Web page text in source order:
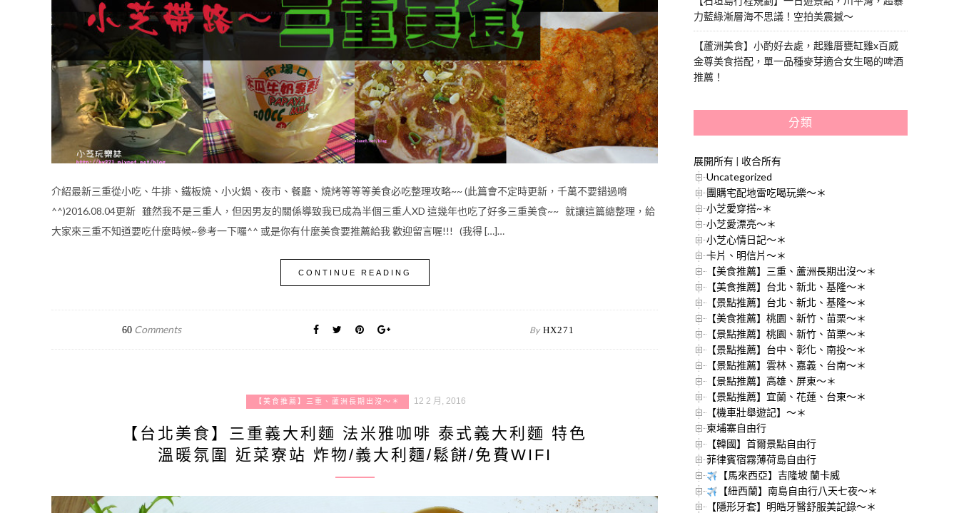
介紹最新三重從小吃、牛排、鐵板燒、小火鍋、夜市、餐廳、燒烤等等等美食必吃整理攻略~~ (此篇會不定時更新，千萬不要錯過唷
^^)2016.08.04更新 雖然我不是三重人，但因男友的關係導致我已成為半個三重人XD 這幾年也吃了好多三重美食~~ 就讓這篇總整理，給
大家來三重不知道要吃什麼時候~參考一下囉^^ 或是你有什麼美食要推薦給我 歡迎留言喔!!! (我得 […]…
CONTINUE READING
60Comments By HX271
【美食推薦】三重、蘆洲長期出沒～＊ 12 2 月, 2016
【台北美食】三重義大利麵 法米雅咖啡 泰式義大利麵 特色
溫暖氛圍 近菜寮站 炸物/義大利麵/鬆餅/免費WIFI
力藍綠漸層海不思議！空拍美震撼～
【蘆洲美食】小酌好去處，起雞厝甕缸雞x百威
金尊美食搭配，單一品種麥芽適合女生喝的啤酒
推薦！
分類
展開所有 | 收合所有
Uncategorized
團購宅配地雷吃喝玩樂～＊
小芝愛穿搭~＊
小芝愛漂亮～＊
小芝心情日記～＊
卡片、明信片～＊
【美食推薦】三重、蘆洲長期出沒～＊
【美食推薦】台北、新北、基隆～＊
【景點推薦】台北、新北、基隆～＊
【美食推薦】桃園、新竹、苗栗～＊
【景點推薦】桃園、新竹、苗栗～＊
【景點推薦】台中、彰化、南投～＊
【景點推薦】雲林、嘉義、台南～＊
【景點推薦】高雄、屏東～＊
【景點推薦】宜蘭、花蓮、台東～＊
【機車壯舉遊記】～＊
柬埔寨自由行
【韓國】首爾景點自由行
菲律賓宿霧薄荷島自由行
【馬來西亞】吉隆坡 蘭卡威
【紐西蘭】南島自由行八天七夜～＊
【隱形牙套】明皓牙醫舒服美記錄～＊